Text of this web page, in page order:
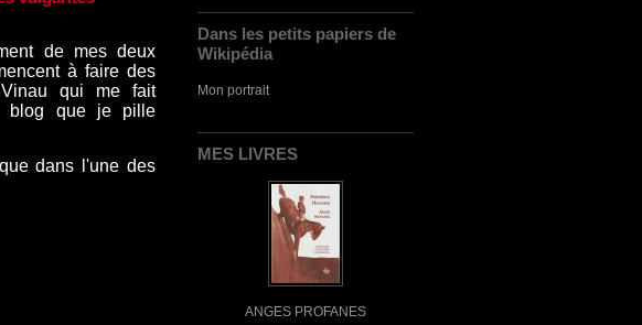
Dans les petits papiers de
Wikipédia
Mon portrait
MES LIVRES
ANGES PROFANES
de mes deux
à faire des
qui me fait
blog que je pille
dans l'une des